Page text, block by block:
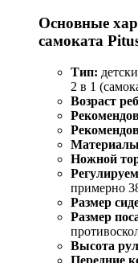
Основные
самоката
Тип:
2 в 1
Возраст
Ножной
примерно
Размер
Размер
Высота